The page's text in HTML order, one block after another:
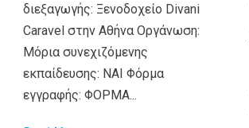
διεξαγωγής: Ξενοδοχείο Divani
Caravel στην Αθήνα Οργάνωση:
Μόρια συνεχιζόμενης
εκπαίδευσης: ΝΑΙ Φόρμα
εγγραφής: ΦΟΡΜΑ...